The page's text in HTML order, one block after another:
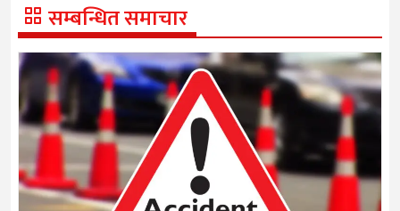
सम्बन्धित समाचार